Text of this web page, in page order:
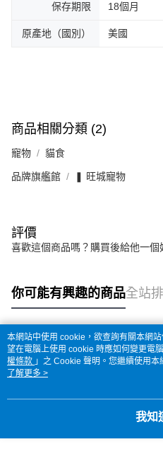
保存期限 18個月
原產地（國別） 美國
商品相關分類 (2)
寵物 貓食
品牌旗艦館 ❚ 旺城寵物
評價
喜歡這個商品嗎？購買後給他一個
你可能有興趣的商品全站
熱門標籤
本網站中使用 cookie，欲查詢有關本網
望在電腦上使用 cookie 時應如何變更電
權條款 」之 Cookie 聲明。您繼續使用
用條款之 Cookie 聲明使用 cookie。
了解更多 >
我知